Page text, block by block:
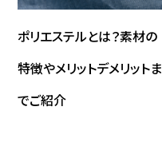
ポリエステルとは？素材の
特徴やメリットデメリットま
でご紹介